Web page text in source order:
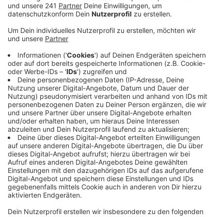
der Bayer 04-Profi und ein Mann, der sich selber
als Sportberater bezeichnet.
Veröffentlicht:Dienstag, 09.05.2023 06:04
Anzeige
2012 haben sich die beiden Männer kennengelernt. Tah
war damals erst 16 Jahre alt und hat in der
Jugendmannschaft des HSV gespielt. Es habe sich
eine Bekanntschaft entwickelt. Irgendwann wollte der
Angeklagte Geld von Tah. Als der den Kontakt
abbrechen wollte, habe der heute 30-Jährige ihn
bedroht. Er habe Tah immer wieder nachgestellt und
auch körperlich angegriffen. Der Profifußballer habe
sich geschämt, wollte in der Öffentlichkeit nicht
schwach wirken. Als der Angeklagte 200.000 Euro von
ihm haben wollte, ist er dann zur Polizei gegangen. Für